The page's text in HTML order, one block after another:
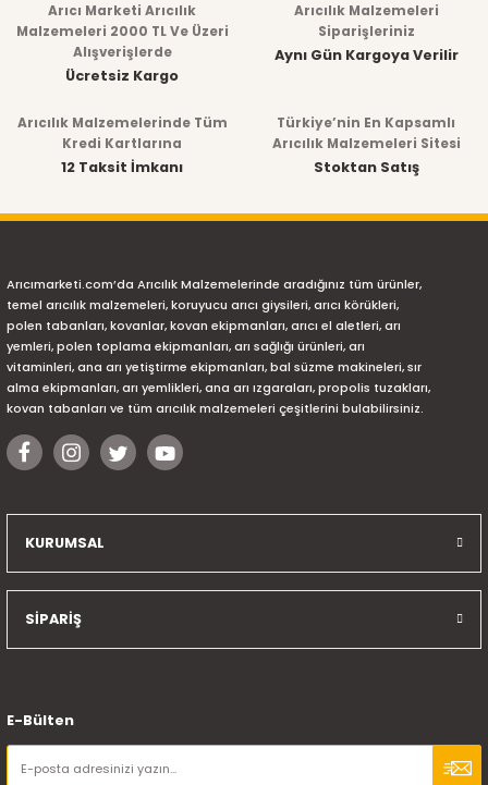
Arıcı Marketi Arıcılık
Malzemeleri 2000 TL Ve Üzeri
Alışverişlerde
Ücretsiz Kargo
Arıcılık Malzemeleri
Siparişleriniz
Aynı Gün Kargoya Verilir
Arıcılık Malzemelerinde Tüm
Kredi Kartlarına
12 Taksit İmkanı
Türkiye’nin En Kapsamlı
Arıcılık Malzemeleri Sitesi
Stoktan Satış
Arıcımarketi.com’da Arıcılık Malzemelerinde aradığınız tüm ürünler,
temel arıcılık malzemeleri, koruyucu arıcı giysileri, arıcı körükleri,
polen tabanları, kovanlar, kovan ekipmanları, arıcı el aletleri, arı
yemleri, polen toplama ekipmanları, arı sağlığı ürünleri, arı
vitaminleri, ana arı yetiştirme ekipmanları, bal süzme makineleri, sır
alma ekipmanları, arı yemlikleri, ana arı ızgaraları, propolis tuzakları,
kovan tabanları ve tüm arıcılık malzemeleri çeşitlerini bulabilirsiniz.
KURUMSAL
SİPARİŞ
E-Bülten